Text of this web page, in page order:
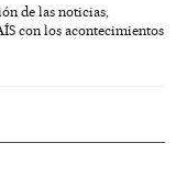
de las noticias,
con los acontecimientos